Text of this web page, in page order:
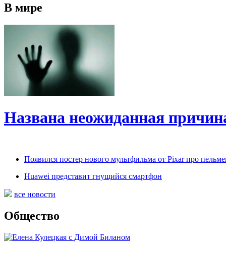
В мире
Названа неожиданная
Появился постер нового мультфильма от Pixar про
Huawei представит гнущийся смартфон
все новости
Общество